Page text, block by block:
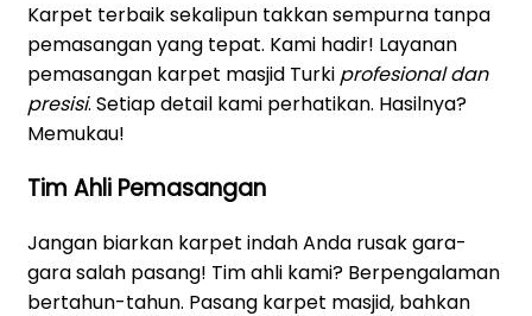
Karpet terbaik sekalipun takkan sempurna tanpa
pemasangan yang tepat. Kami hadir! Layanan
pemasangan karpet masjid Turki profesional dan
presisi. Setiap detail kami perhatikan. Hasilnya?
Memukau!
Tim Ahli Pemasangan
Jangan biarkan karpet indah Anda rusak gara-
gara salah pasang! Tim ahli kami? Berpengalaman
bertahun-tahun. Pasang karpet masjid, bahkan